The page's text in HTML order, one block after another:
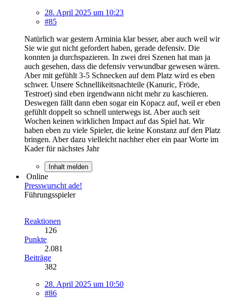
28. April 2025 um 10:23
#85
Natürlich war gestern Arminia klar besser, aber auch weil wir
Sie wie gut nicht gefordert haben, gerade defensiv. Die
konnten ja durchspazieren. In zwei drei Szenen hat man ja
auch gesehen, dass die defensiv verwundbar gewesen wären.
Aber mit gefühlt 3-5 Schnecken auf dem Platz wird es eben
schwer. Unsere Schnellikeitsnachteile (Kanuric, Fröde,
Testroet) sind eben irgendwann nicht mehr zu kaschieren.
Deswegen fällt dann eben sogar ein Kopacz auf, weil er eben
gefühlt doppelt so schnell unterwegs ist. Aber auch seit
Wochen keinen wirklichen Impact auf das Spiel hat. Wir
haben eben zu viele Spieler, die keine Konstanz auf den Platz
bringen. Aber dazu vielleicht nachher eher ein paar Worte im
Kader für nächstes Jahr
Inhalt melden
Online
Presswurscht ade!
Führungsspieler
Reaktionen
126
Punkte
2.081
Beiträge
382
28. April 2025 um 10:50
#86